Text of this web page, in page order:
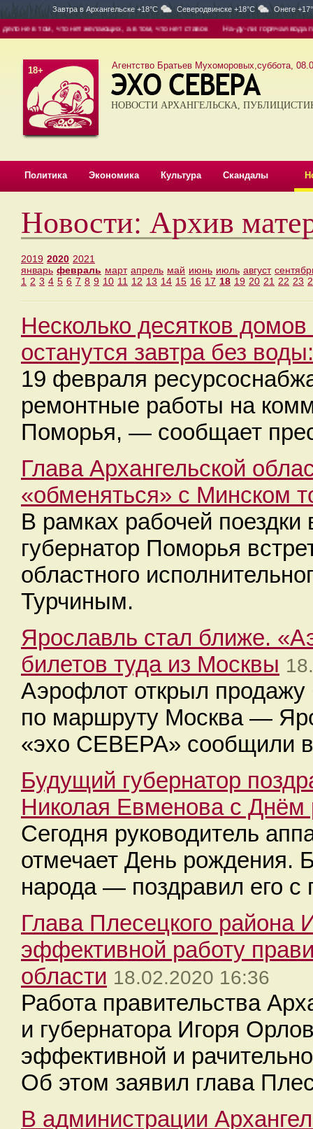
Завтра в Архангельске +18°C Северодвинске +18°C Онеге
что нет желающих, а в том, что нет ставок На-ду-ли: горячая вода появится в
18+ Агентство Братьев Мухоморовых,суббота,
НОВОСТИ АРХАНГЕЛЬСКА,
Политика Экономика Культура Скандалы
Новости: Архив
2019 2020 2021
январь февраль март апрель май июнь июль август
1 2 3 4 5 6 7 8 9 10 11 12 13 14 15 16 17 18 19 20 21 22 23
Несколько десятков
останутся завтра без
19 февраля
ремонтные работы на
Поморья, — сообщает
Глава Архангельской
«обменяться» с Минском
В рамках рабочей
губернатор Поморья
областного
Турчиным.
Ярославль стал ближе.
билетов туда из Москвы
Аэрофлот открыл
по маршруту Москва —
«эхо СЕВЕРА» сообщили
Будущий губернатор
Николая Евменова с Днём
Сегодня руководитель
отмечает День рождения.
народа — поздравил его с
Глава Плесецкого района
эффективной работу
области 18.02.2020 16:36
Работа правительства
и губернатора Игоря
эффективной и
Об этом заявил глава
В администрации